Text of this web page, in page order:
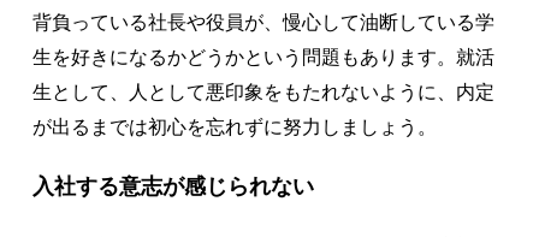
背負っている社長や役員が、慢心して油断している学
生を好きになるかどうかという問題もあります。就活
生として、人として悪印象をもたれないように、内定
が出るまでは初心を忘れずに努力しましょう。
入社する意志が感じられない